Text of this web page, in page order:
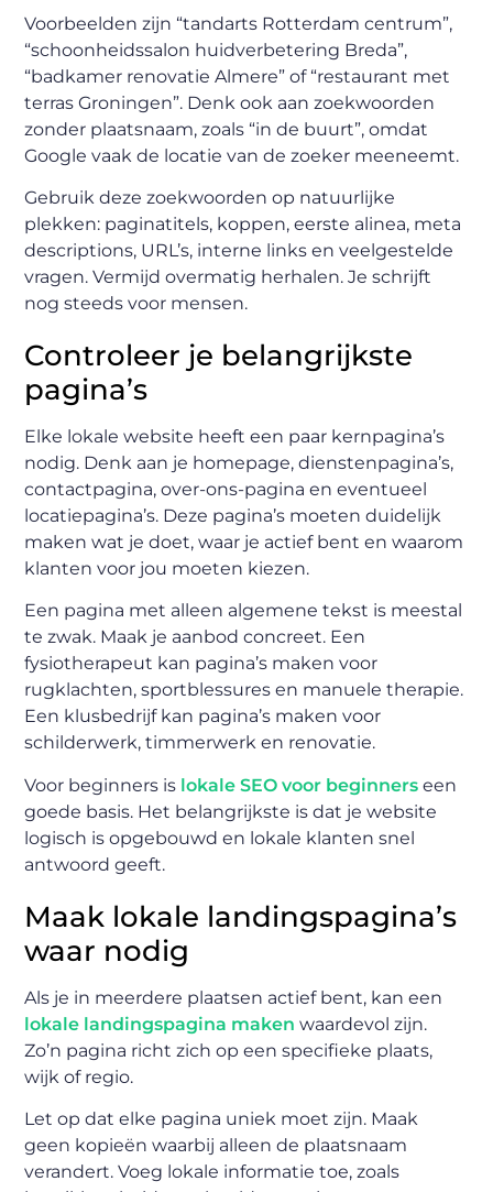
Voorbeelden zijn “tandarts Rotterdam centrum”,
“schoonheidssalon huidverbetering Breda”,
“badkamer renovatie Almere” of “restaurant met
terras Groningen”. Denk ook aan zoekwoorden
zonder plaatsnaam, zoals “in de buurt”, omdat
Google vaak de locatie van de zoeker meeneemt.
Gebruik deze zoekwoorden op natuurlijke
plekken: paginatitels, koppen, eerste alinea, meta
descriptions, URL’s, interne links en veelgestelde
vragen. Vermijd overmatig herhalen. Je schrijft
nog steeds voor mensen.
Controleer je belangrijkste
pagina’s
Elke lokale website heeft een paar kernpagina’s
nodig. Denk aan je homepage, dienstenpagina’s,
contactpagina, over-ons-pagina en eventueel
locatiepagina’s. Deze pagina’s moeten duidelijk
maken wat je doet, waar je actief bent en waarom
klanten voor jou moeten kiezen.
Een pagina met alleen algemene tekst is meestal
te zwak. Maak je aanbod concreet. Een
fysiotherapeut kan pagina’s maken voor
rugklachten, sportblessures en manuele therapie.
Een klusbedrijf kan pagina’s maken voor
schilderwerk, timmerwerk en renovatie.
Voor beginners is lokale SEO voor beginners een
goede basis. Het belangrijkste is dat je website
logisch is opgebouwd en lokale klanten snel
antwoord geeft.
Maak lokale landingspagina’s
waar nodig
Als je in meerdere plaatsen actief bent, kan een
lokale landingspagina maken waardevol zijn.
Zo’n pagina richt zich op een specifieke plaats,
wijk of regio.
Let op dat elke pagina uniek moet zijn. Maak
geen kopieën waarbij alleen de plaatsnaam
verandert. Voeg lokale informatie toe, zoals